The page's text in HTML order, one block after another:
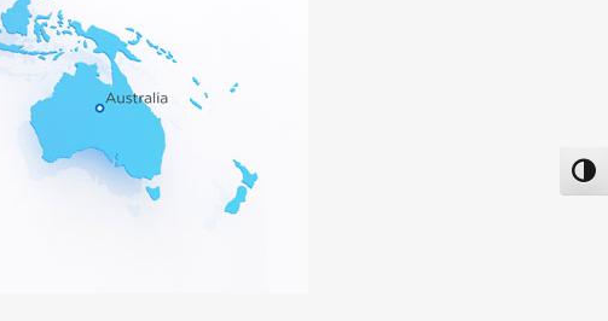
הפעל/כבה ניגודיות גבוהה